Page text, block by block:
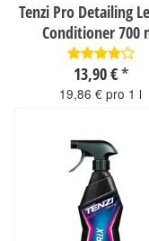
Tenzi Pro Detailing
Conditioner 700
13,90 €*
19,86 € pro 1 l